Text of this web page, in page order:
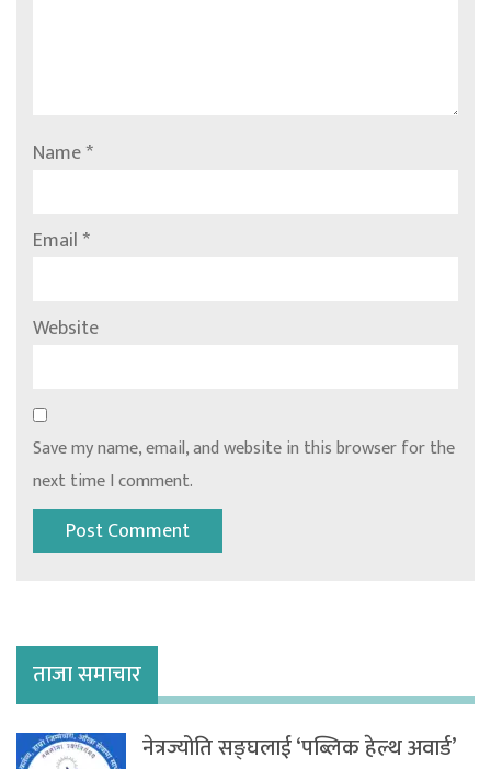
Name*
Email*
Website
Save my name, email, and website in this browser for the
next time I comment.
ताजा समाचार
नेत्रज्योति सङ्घलाई ‘पब्लिक हेल्थ अवार्ड’